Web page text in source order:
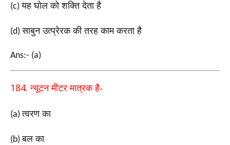
(c)यह घोल को शक्ति देता है
(d)साबुन उत्प्रेरक की तरह काम करता है
Ans:- (a)
184.न्यूटन मीटर मात्रक है-
(a)त्वरण का
(b)बल का